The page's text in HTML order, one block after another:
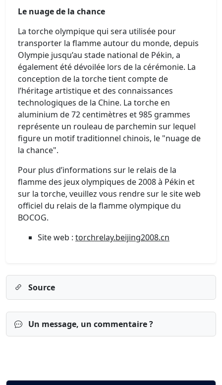
Le nuage de la chance
La torche olympique qui sera utilisée pour
transporter la flamme autour du monde, depuis
Olympie jusqu’au stade national de Pékin, a
également été dévoilée lors de la cérémonie. La
conception de la torche tient compte de
l’héritage artistique et des connaissances
technologiques de la Chine. La torche en
aluminium de 72 centimètres et 985 grammes
représente un rouleau de parchemin sur lequel
figure un motif traditionnel chinois, le "nuage de
la chance".
Pour plus d’informations sur le relais de la
flamme des jeux olympiques de 2008 à Pékin et
sur la torche, veuillez vous rendre sur le site web
officiel du relais de la flamme olympique du
BOCOG.
Site web : torchrelay.beijing2008.cn
Source
Un message, un commentaire ?